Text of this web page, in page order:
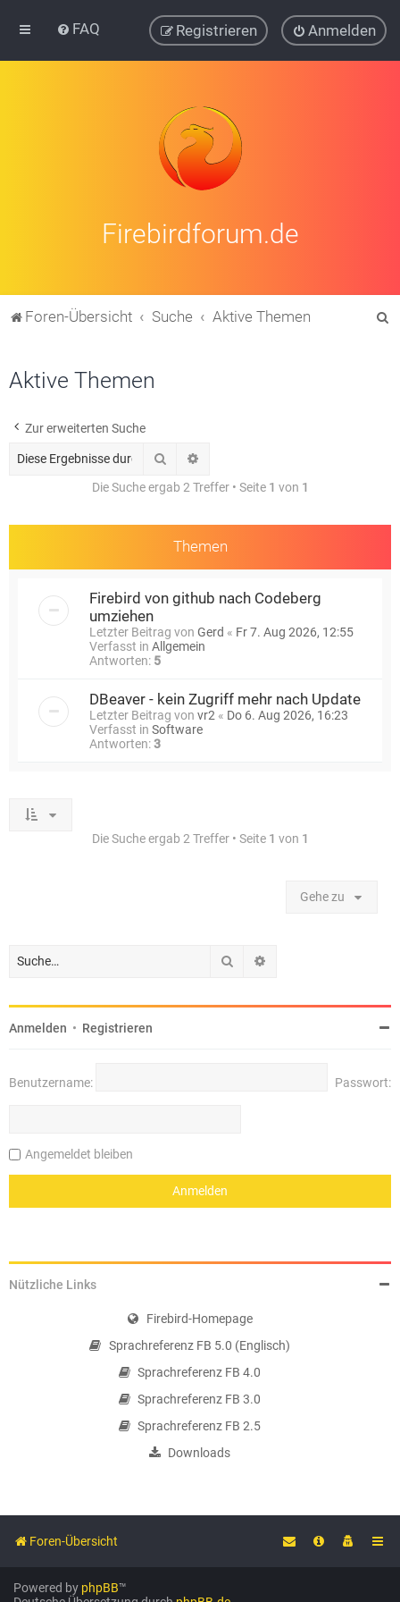
FAQ Anmelden
Registrieren
Firebirdforum.de
Foren-Übersicht Suche Aktive Themen
Aktive Themen
Zur erweiterten Suche
Suche
Die Suche ergab 2 Treffer • Seite 1 von 1
Themen
Firebird von github nach Codeberg
umziehen
Letzter Beitrag von Gerd « Fr 7. Aug 2026, 12:55
Verfasst in Allgemein
Antworten: 5
DBeaver - kein Zugriff mehr nach Update
Letzter Beitrag von vr2 « Do 6. Aug 2026, 16:23
Verfasst in Software
Antworten:3
Die Suche ergab 2 Treffer • Seite 1 von 1
Gehe zu
Suche
Anmelden • Registrieren
Benutzername: Passwort:
Angemeldet bleiben
Nützliche Links
Firebird-Homepage
Sprachreferenz FB 5.0 (Englisch)
Sprachreferenz FB 4.0
Sprachreferenz FB 3.0
Sprachreferenz FB 2.5
Downloads
Foren-Übersicht
Powered by phpBB™